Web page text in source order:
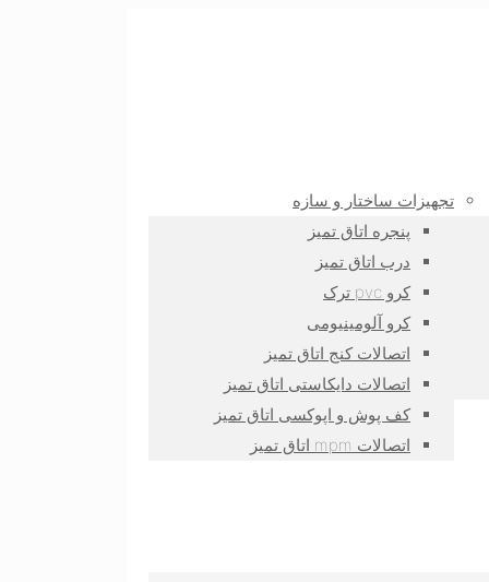
تجهیزات ساختار و سازه
پنجره اتاق تمیز
درب اتاق تمیز
کرو pvc ترک
کرو آلومینیومی
اتصالات کنج اتاق تمیز
اتصالات دایکاستی اتاق تمیز
کف پوش و اپوکسی اتاق تمیز
اتصالات mpm اتاق تمیز